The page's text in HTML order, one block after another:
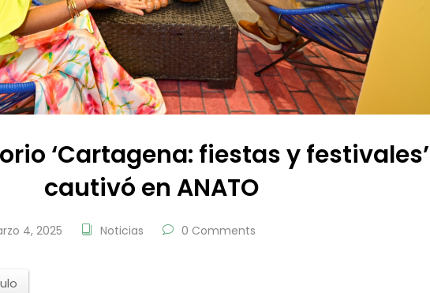
‘Cartagena: fiestas y festivales’
cautivó en ANATO
4, 2025 Noticias 0 Comments